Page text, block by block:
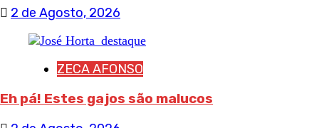
2 de Agosto, 2026
ZECA AFONSO
Eh pá! Estes gajos são malucos